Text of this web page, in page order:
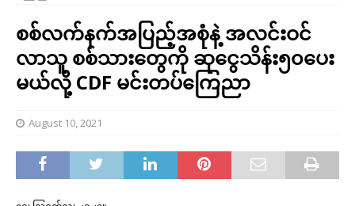
စစ်လက်နက်အပြည့်အစုံနဲ့ အလင်းဝင်
လာသူ စစ်သားတွေကို ဆုငွေသိန်း၅၀ပေး
မယ်လို့ CDF မင်းတပ်ကြေညာ
August 10, 2021